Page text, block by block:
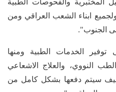
ابناء الشعب العراقي ومن
الجنوب".
الخدمات الطبية ومنها
النووي، والعلاج الاشعاعي
سيتم دفعها بشكل كامل من